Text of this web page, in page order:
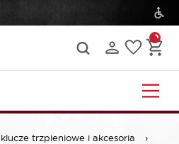
trzpieniowe i akcesoria
›